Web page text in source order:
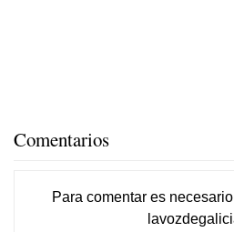
Comentarios
Para comentar es necesario